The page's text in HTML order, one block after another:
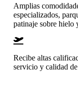
Amplias
especializados,
patinaje sobre hielo
Recibe altas
servicio y calidad